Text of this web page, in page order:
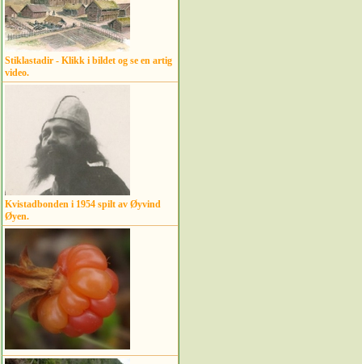
Stiklastadir - Klikk i bildet og se en artig
video.
Kvistadbonden i 1954 spilt av Øyvind
Øyen.